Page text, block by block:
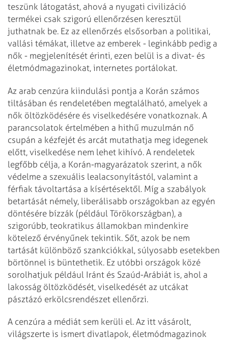
teszünk látogatást, ahová a nyugati civilizáció
termékei csak szigorú ellenőrzésen keresztül
juthatnak be. Ez az ellenőrzés elsősorban a politikai,
vallási témákat, illetve az emberek - leginkább pedig a
nők - megjelenítését érinti, ezen belül is a divat- és
életmódmagazinokat, internetes portálokat.
Az arab cenzúra kiindulási pontja a Korán számos
tiltásában és rendeletében megtalálható, amelyek a
nők öltözködésére és viselkedésére vonatkoznak. A
parancsolatok értelmében a hithű muzulmán nő
csupán a kézfejét és arcát mutathatja meg idegenek
előtt, viselkedése nem lehet kihívó. A rendeletek
legfőbb célja, a Korán-magyarázatok szerint, a nők
védelme a szexuális lealacsonyítástól, valamint a
férfiak távoltartása a kísértésektől. Míg a szabályok
betartását némely, liberálisabb országokban az egyén
döntésére bízzák (például Törökországban), a
szigorúbb, teokratikus államok­ban mindenkire
kötelező érvényűnek te­kintik. Sőt, azok be nem
tartását különböző szankciókkal, súlyosabb esetekben
börtön­nel is büntethetik. Ez utóbbi országok közé
sorolhatjuk például Iránt és Szaúd-Arábiát is, ahol a
lakosság öltözködését, viselkedését az utcákat
pásztázó erkölcsrendészet el­len­őrzi.
A cenzúra a médiát sem kerüli el. Az itt vásárolt,
világszerte is ismert divatlapok, életmódmagazinok